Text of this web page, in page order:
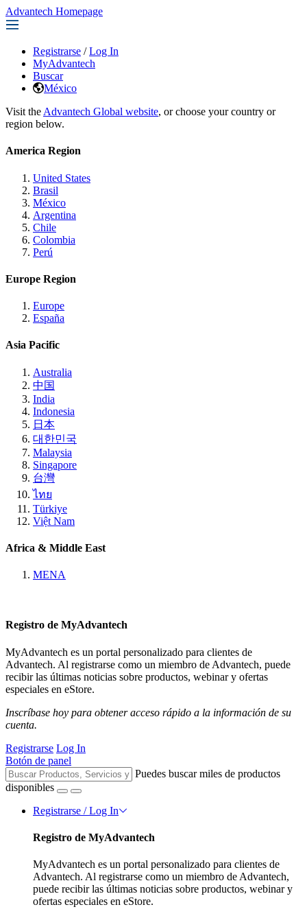
Advantech Homepage
Registrarse / Log In
MyAdvantech
Buscar
México
Visit the Advantech Global website, or choose your country or
region below.
America Region
United States
Brasil
México
Argentina
Chile
Colombia
Perú
Europe Region
Europe
España
Asia Pacific
Australia
中国
India
Indonesia
日本
대한민국
Malaysia
Singapore
台灣
ไทย
Türkiye
Việt Nam
Africa & Middle East
MENA
Registro de MyAdvantech
MyAdvantech es un portal personalizado para clientes de
Advantech. Al registrarse como un miembro de Advantech, puede
recibir las últimas noticias sobre productos, webinar y ofertas
especiales en eStore.
Inscríbase hoy para obtener acceso rápido a la información de su
cuenta.
Registrarse Log In
Botón de panel
Puedes buscar miles de productos
disponibles
Registrarse / Log In
Registro de MyAdvantech
MyAdvantech es un portal personalizado para clientes de
Advantech. Al registrarse como un miembro de Advantech,
puede recibir las últimas noticias sobre productos, webinar y
ofertas especiales en eStore.